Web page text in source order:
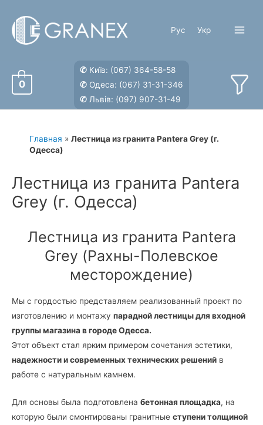
содержимому
Рус Укр
0
✆ Київ: (067) 364-58-58
✆ Одеса: (067) 31-31-346
✆ Львів: (097) 907-31-49
Главная » Лестница из гранита Pantera Grey (г.
Одесса)
Лестница из гранита Pantera
Grey (г. Одесса)
Лестница из гранита Pantera
Grey (Рахны-Полевское
месторождение)
Мы с гордостью представляем реализованный проект по
изготовлению и монтажу парадной лестницы для входной
группы магазина в городе Одесса.
Этот объект стал ярким примером сочетания эстетики,
надежности и современных технических решений в
работе с натуральным камнем.
Для основы была подготовлена бетонная площадка, на
которую были смонтированы гранитные ступени толщиной